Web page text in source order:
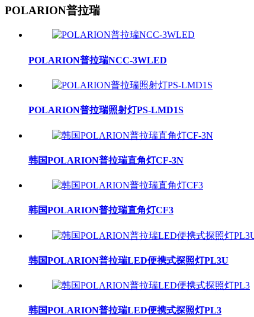
POLARION普拉瑞
POLARION普拉瑞NCC-3WLED
POLARION普拉瑞照射灯PS-LMD1S
韩国POLARION普拉瑞直角灯CF-3N
韩国POLARION普拉瑞直角灯CF3
韩国POLARION普拉瑞LED便携式探照灯PL3U
韩国POLARION普拉瑞LED便携式探照灯PL3